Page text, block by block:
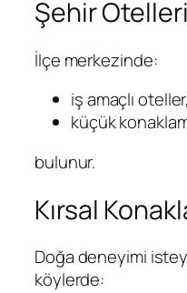
Şehir Otelleri
İlçe merkezinde:
iş amaçlı oteller,
küçük
bulunur.
Kırsal
Doğa deneyimi
köylerde: